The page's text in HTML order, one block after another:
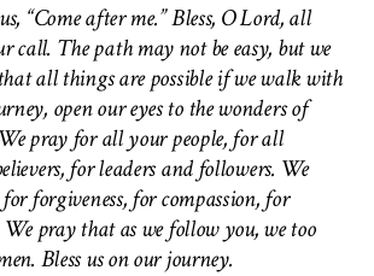
“Come after me.” Bless, O Lord, all
call. The path may not be easy, but we
all things are possible if we walk with
open our eyes to the wonders of
pray for all your people, for all
for leaders and followers. We
forgiveness, for compassion, for
We pray that as we follow you, we too
Bless us on our journey.